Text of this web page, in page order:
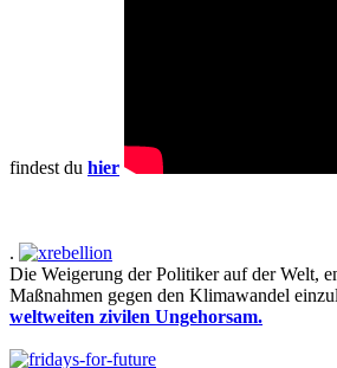
findest du hier
.
Die Weigerung der Politiker auf der Welt,
Maßnahmen gegen den Klimawandel
weltweiten zivilen Ungehorsam.